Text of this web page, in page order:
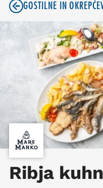
GOSTILNE IN
Ribja